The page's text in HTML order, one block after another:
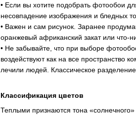
• Если вы хотите подобрать фотообои
несовпадение изображения и бледных
• Важен и сам рисунок. Заранее
оранжевый африканский закат или что-
• Не забывайте, что при выборе
воздействуют как на все пространство
лечили людей. Классическое
Классификация цветов
Теплыми признаются тона